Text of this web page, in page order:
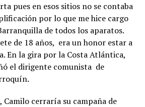
pues en esos sitios no se contaba
por lo que me hice cargo
de todos los aparatos.
de 18 años, era un honor estar a
En la gira por la Costa Atlántica,
el dirigente comunista de
Camilo cerraría su campaña de